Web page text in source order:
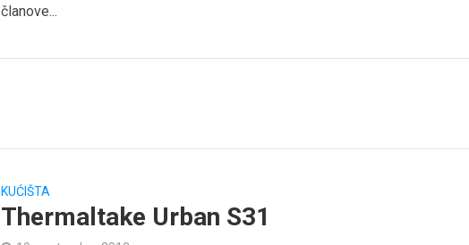
članove...
KUĆIŠTA
Thermaltake Urban S31